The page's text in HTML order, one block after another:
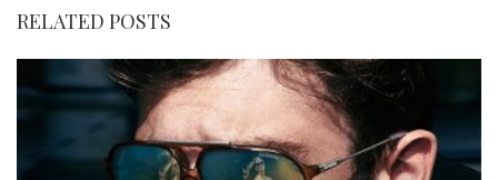
RELATED POSTS